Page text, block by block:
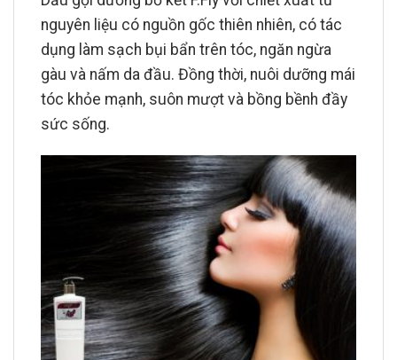
nguyên liệu có nguồn gốc thiên nhiên, có tác
dụng làm sạch bụi bẩn trên tóc, ngăn ngừa
gàu và nấm da đầu. Đồng thời, nuôi dưỡng mái
tóc khỏe mạnh, suôn mượt và bồng bềnh đầy
sức sống.